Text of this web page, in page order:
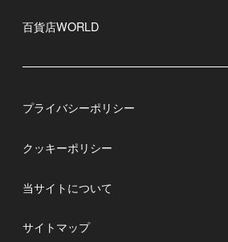
百貨店WORLD
プライバシーポリシー
クッキーポリシー
当サイトについて
サイトマップ